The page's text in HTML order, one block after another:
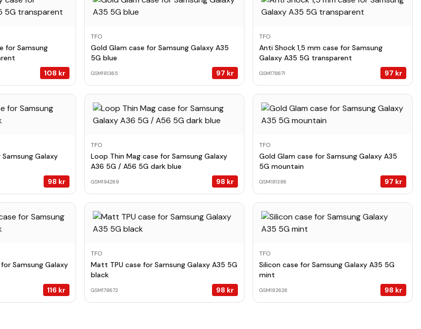
for Samsung
108 kr
TFO
Gold Glam case for Samsung Galaxy A35
5G blue
GSM181365 97 kr
TFO
Anti Shock 1,5 mm case for Samsung
Galaxy A35 5G transparent
GSM178671 97 kr
Galaxy
98 kr
TFO
Loop Thin Mag case for Samsung Galaxy
A36 5G / A56 5G dark blue
GSM194269 98 kr
TFO
Gold Glam case for Samsung Galaxy A35
5G mountain
GSM181386 97 kr
Samsung Galaxy
116 kr
TFO
Matt TPU case for Samsung Galaxy A35 5G
black
GSM178672 98 kr
TFO
Silicon case for Samsung Galaxy A35 5G
mint
GSM182626 98 kr